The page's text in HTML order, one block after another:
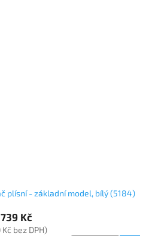
plísní - základní model, bílý (5184)
Kč
bez DPH)